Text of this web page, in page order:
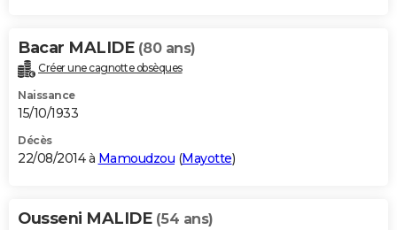
Bacar MALIDE (80 ans)
Créer une cagnotte obsèques
Naissance
15/10/1933
Décès
22/08/2014 à Mamoudzou (Mayotte)
Ousseni MALIDE (54 ans)